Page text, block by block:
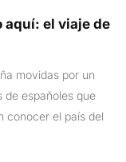
aquí: el viaje de
movidas por un
de españoles que
conocer el país del